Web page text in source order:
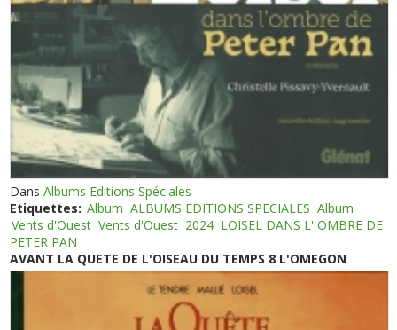
DansAlbums Editions Spéciales
Etiquettes: Album ALBUMS EDITIONS SPECIALES Album
Vents d'Ouest Vents d'Ouest 2024 LOISEL DANS L' OMBRE DE
PETER PAN
AVANT LA QUETE DE L'OISEAU DU TEMPS 8 L'OMEGON